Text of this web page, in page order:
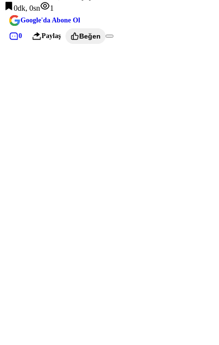
0dk, 0sn
1
Google'da Abone Ol
0 Paylaş Beğen